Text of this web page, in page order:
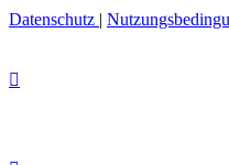
Datenschutz |